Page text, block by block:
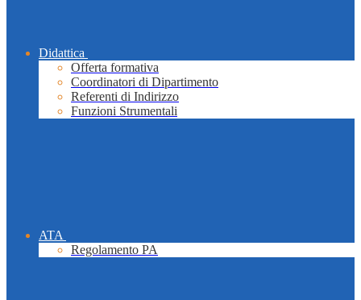
Didattica
Offerta formativa
Coordinatori di Dipartimento
Referenti di Indirizzo
Funzioni Strumentali
ATA
Regolamento PA